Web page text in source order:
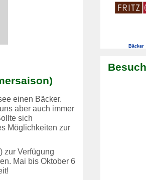
einen Bäcker.
aber auch immer
sich
Möglichkeiten zur
zur Verfügung
Mai bis Oktober 6
Bäcker